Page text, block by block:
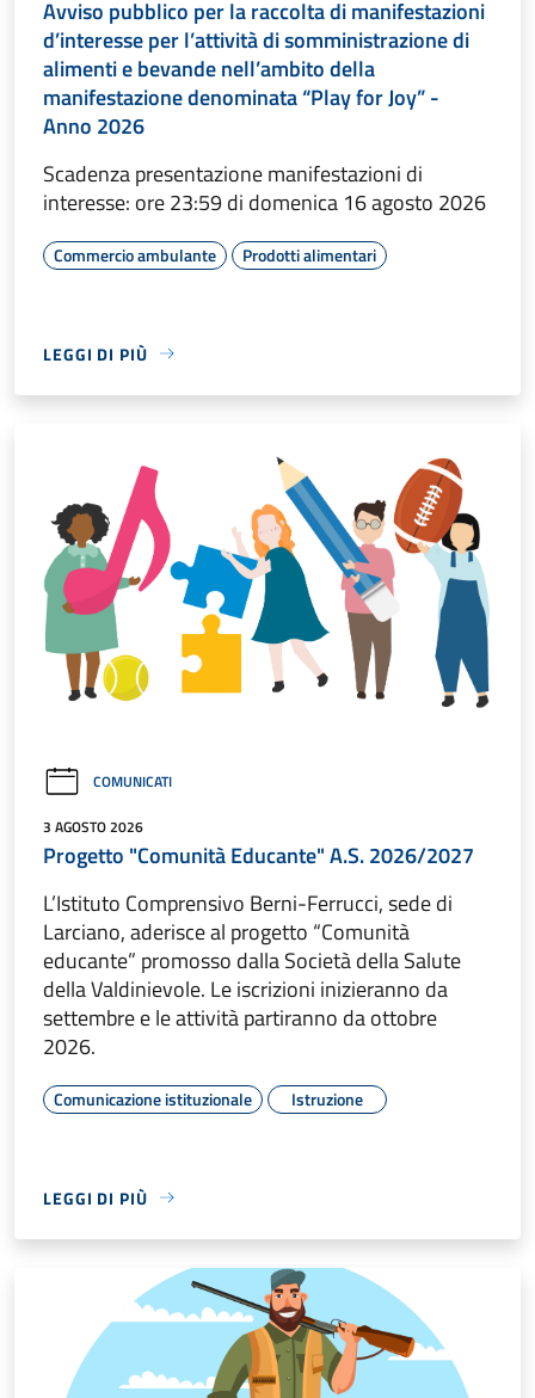
Avviso pubblico per la raccolta di manifestazioni
d’interesse per l’attività di somministrazione di
alimenti e bevande nell’ambito della
manifestazione denominata “Play for Joy” -
Anno 2026
Scadenza presentazione manifestazioni di
interesse: ore 23:59 di domenica 16 agosto 2026
Commercio ambulante Prodotti alimentari
LEGGI DI PIÙ
COMUNICATI
3 AGOSTO 2026
Progetto "Comunità Educante" A.S. 2026/2027
L’Istituto Comprensivo Berni-Ferrucci, sede di
Larciano, aderisce al progetto “Comunità
educante” promosso dalla Società della Salute
della Valdinievole. Le iscrizioni inizieranno da
settembre e le attività partiranno da ottobre
2026.
Comunicazione istituzionale Istruzione
LEGGI DI PIÙ